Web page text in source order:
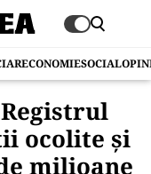
ECONOMIESOCIAL
ocolite și
milioane